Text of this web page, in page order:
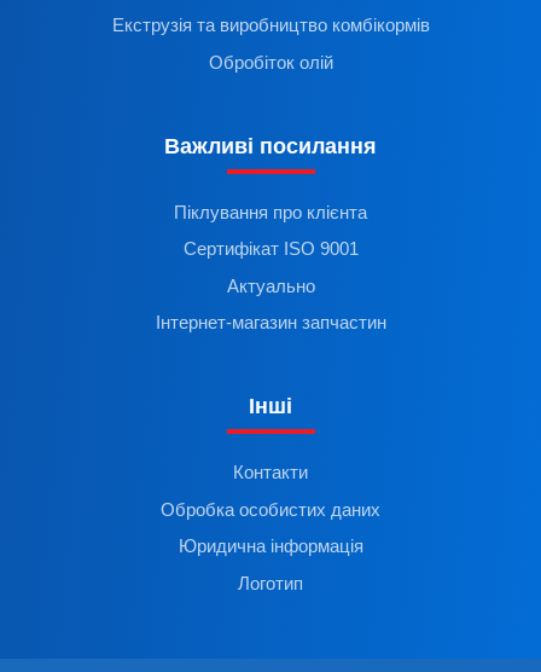
Екструзія та виробництво комбікормів
Обробіток олій
Важливі посилання
Піклування про клієнта
Сертифікат ISO 9001
Актуально
Інтернет-магазин запчастин
Інші
Контакти
Обробка особистих даних
Юридична інформація
Логотип